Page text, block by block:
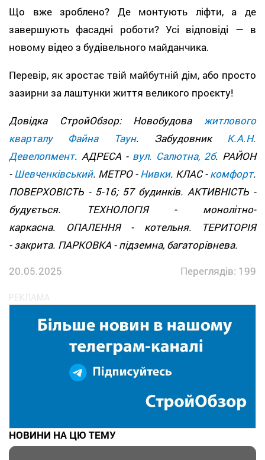
Що вже зроблено? Де монтують ліфти, а де
завершують фасадні роботи? Усі відповіді — в
новому відео з будівельного майданчика.
Перевір, як зростає твій майбутній дім, або просто
зазирни за лаштунки життя великого проєкту!
Довідка СтройОбзор: Новобудова житлового
кварталу Файна Таун. Забудовник К.А.Н.
Девелопмент. АДРЕСА - вул. Салютна, 2б. РАЙОН
-Шевченківський. МЕТРО -Нивки. КЛАС -комфорт.
ПОВЕРХОВІСТЬ - 5-16; 57 будинків. АКТИВНІСТЬ -
будується. ТЕХНОЛОГІЯ - монолітно-
каркасна. ОПАЛЕННЯ - котельня. ТЕРИТОРІЯ
- закрита. ПАРКОВКА - підземна, багаторівнева.
20.05.2025
Переглядів: 199
НОВИНИ НА ЦЮ ТЕМУ